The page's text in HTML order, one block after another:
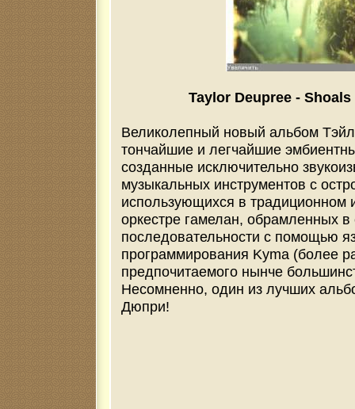
Taylor Deupree - Shoals
Великолепный новый альбом
тончайшие и легчайшие
созданные исключительно
музыкальных инструментов с
использующихся в традиционном
оркестре гамелан, обрамленных в
последовательности с помощью
программирования Kyma (более
предпочитаемого нынче
Несомненно, один из лучших
Дюпри!